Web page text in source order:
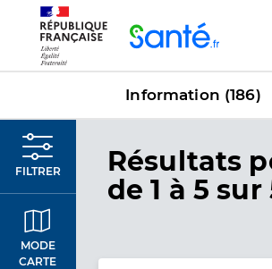
Information (186)
FILTRER
MODE
CARTE
Résultats
de 1 à 5 sur
Panneau de gestion des cookies